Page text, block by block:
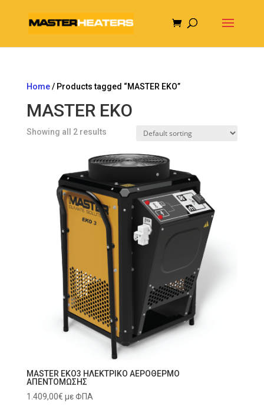
Home/ Products tagged “MASTER EKO”
MASTER EKO
Showing all 2 results
MASTER EKO3 ΗΛΕΚΤΡΙΚΟ ΑΕΡΟΘΕΡΜΟ
ΑΠΕΝΤΟΜΩΣΗΣ
1.409,00€ με ΦΠΑ